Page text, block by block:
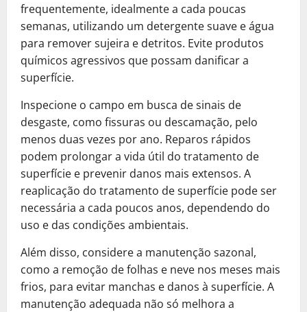
frequentemente, idealmente a cada poucas
semanas, utilizando um detergente suave e água
para remover sujeira e detritos. Evite produtos
químicos agressivos que possam danificar a
superfície.
Inspecione o campo em busca de sinais de
desgaste, como fissuras ou descamação, pelo
menos duas vezes por ano. Reparos rápidos
podem prolongar a vida útil do tratamento de
superfície e prevenir danos mais extensos. A
reaplicação do tratamento de superfície pode ser
necessária a cada poucos anos, dependendo do
uso e das condições ambientais.
Além disso, considere a manutenção sazonal,
como a remoção de folhas e neve nos meses mais
frios, para evitar manchas e danos à superfície. A
manutenção adequada não só melhora a